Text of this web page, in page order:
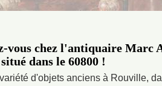
vous chez l'antiquaire Marc
situé dans le 60800 !
d'objets anciens à Rouville,